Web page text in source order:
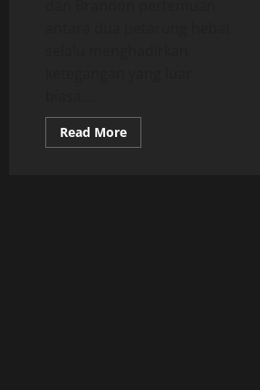
Read MoreRead
more